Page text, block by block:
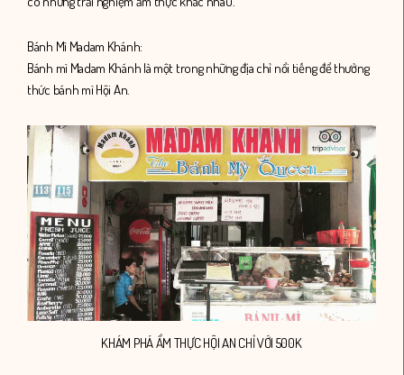
Bánh Mì Madam Khánh:
Bánh mì Madam Khánh là một trong những địa chỉ nổi tiếng để thưởng
thức bánh mì Hội An.
KHÁM PHÁ ẨM THỰC HỘI AN CHỈ VỚI 500K